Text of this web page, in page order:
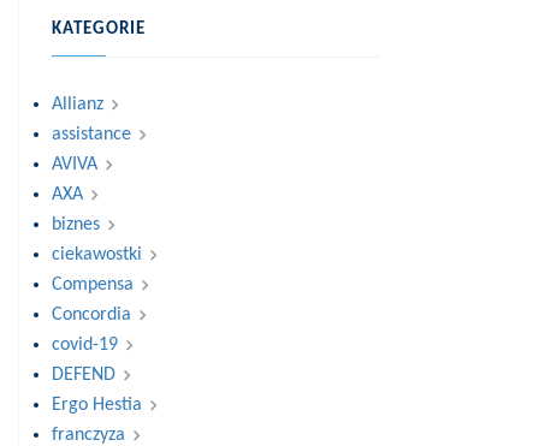
KATEGORIE
Allianz
assistance
AVIVA
AXA
biznes
ciekawostki
Compensa
Concordia
covid-19
DEFEND
Ergo Hestia
franczyza